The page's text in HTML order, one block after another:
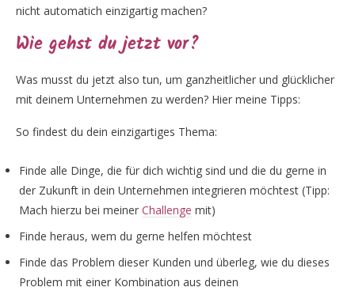
nicht automatich einzigartig machen?
Wie gehst du jetzt vor?
Was musst du jetzt also tun, um ganzheitlicher und glücklicher
mit deinem Unternehmen zu werden? Hier meine Tipps:
So findest du dein einzigartiges Thema:
Finde alle Dinge, die für dich wichtig sind und die du gerne in
der Zukunft in dein Unternehmen integrieren möchtest (Tipp:
Mach hierzu bei meiner Challenge mit)
Finde heraus, wem du gerne helfen möchtest
Finde das Problem dieser Kunden und überleg, wie du dieses
Problem mit einer Kombination aus deinen